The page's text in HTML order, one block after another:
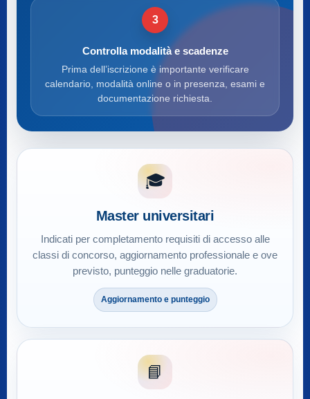
3
Controlla modalità e scadenze
Prima dell’iscrizione è importante verificare
calendario, modalità online o in presenza, esami e
documentazione richiesta.
🎓
Master universitari
Indicati per completamento requisiti di accesso alle
classi di concorso, aggiornamento professionale e ove
previsto, punteggio nelle graduatorie.
Aggiornamento e punteggio
📘